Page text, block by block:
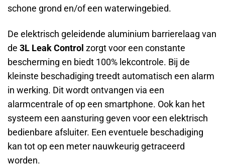
schone grond en/of een waterwingebied.
De elektrisch geleidende aluminium barrierelaag van
de 3L Leak Control zorgt voor een constante
bescherming en biedt 100% lekcontrole. Bij de
kleinste beschadiging treedt automatisch een alarm
in werking. Dit wordt ontvangen via een
alarmcentrale of op een smartphone. Ook kan het
systeem een aansturing geven voor een elektrisch
bedienbare afsluiter. Een eventuele beschadiging
kan tot op een meter nauwkeurig getraceerd
worden.